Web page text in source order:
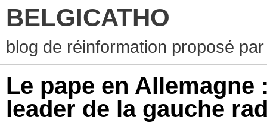
BELGICATHO
blog de réinformation proposé
Le pape en Allemagne
leader de la gauche